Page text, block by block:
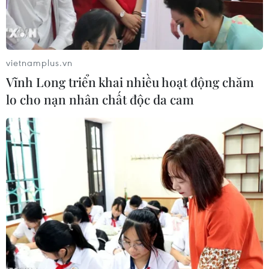
Thu âm cho ca khúc. (Nguồn: metro.co.uk)
MV từ thiện với những hình ảnh đầy xúc cảm
được các ngôi sao ca nhạc thế giới ghi hình và
thu âm nhằm ủng hộ các nạn nhân trong vụ hỏa
hoạn tại chung cư Grenfell Tower (Anh) đã lần
đầu tiên được phát sóng trên kênh truyền hình
ITV hôm 21/6.
vietnamplus.vn
Vĩnh Long triển khai nhiều hoạt động chăm
lo cho nạn nhân chất độc da cam